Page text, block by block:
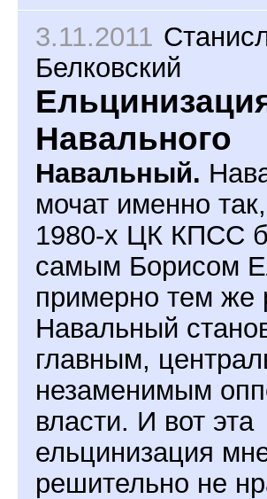
3.11.2011
Белковский
Навального
Навальный.
мочат именно
1980-х ЦК КПСС
самым Борисом
примерно тем же
Навальный
главным,
незаменимым
власти. И вот эта
ельцинизация
решительно не